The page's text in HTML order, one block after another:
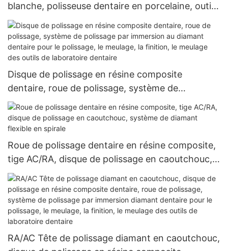
blanche, polisseuse dentaire en porcelaine, outils
de restauration orale à grande vitesse
Disque de polissage en résine composite
dentaire, roue de polissage, système de
polissage par immersion au diamant dentaire
pour le polissage, le meulage, la finition, le
meulage des outils de laboratoire dentaire
Roue de polissage dentaire en résine composite,
tige AC/RA, disque de polissage en caoutchouc,
système de diamant flexible en spirale
RA/AC Tête de polissage diamant en caoutchouc,